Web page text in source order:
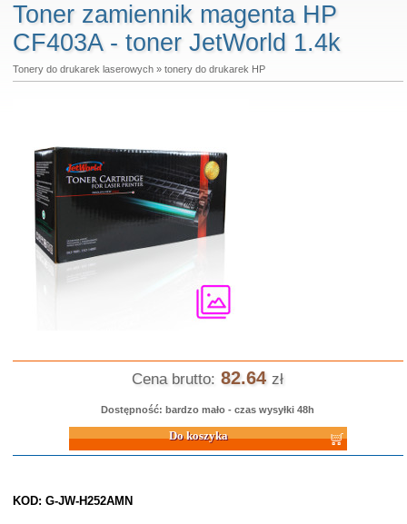
Toner zamiennik magenta HP
CF403A - toner JetWorld 1.4k
Tonery do drukarek laserowych» tonery do drukarek HP
Cena brutto: 82.64 zł
Dostępność: bardzo mało - czas wysyłki 48h
Do koszyka
KOD: G-JW-H252AMN